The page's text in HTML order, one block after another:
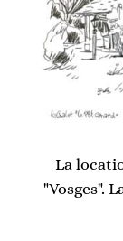
La
"Vosges".